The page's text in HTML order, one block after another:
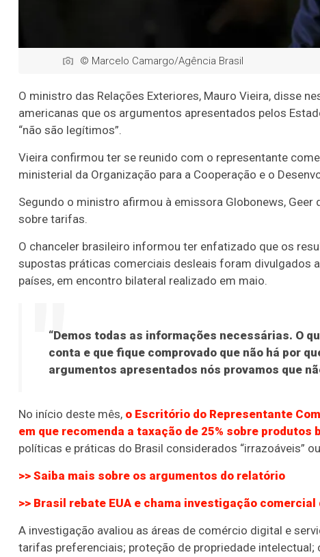
© Marcelo Camargo/Agência Brasil
O ministro das Relações Exteriores, Mauro Vieira, disse
americanas que os argumentos apresentados pelos
“não são legítimos”.
Vieira confirmou ter se reunido com o representante
ministerial da Organização para a Cooperação e o
Segundo o ministro afirmou à emissora Globonews,
sobre tarifas.
O chanceler brasileiro informou ter enfatizado que os
supostas práticas comerciais desleais foram divulgados
países, em encontro bilateral realizado em maio.
“Demos todas as informações necessárias. O
conta e que fique comprovado que não há por
argumentos apresentados nós provamos que
No início deste mês, o Escritório do Representante
em que recomenda a taxação de 25% sobre produtos
políticas e práticas do Brasil considerados “irrazoáveis”
>> Saiba mais sobre os argumentos do relatório
>> Brasil rebate EUA e chama investigação
A investigação avaliou as áreas de comércio digital e
tarifas preferenciais; proteção de propriedade